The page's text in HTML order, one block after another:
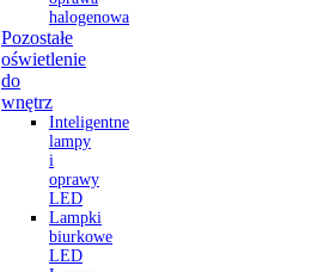
halogenowa
Pozostałe
oświetlenie
do
wnętrz
Inteligentne
lampy
i
oprawy
LED
Lampki
biurkowe
LED